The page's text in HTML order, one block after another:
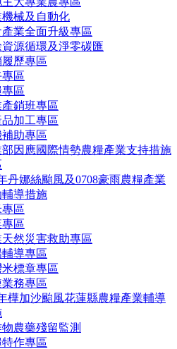
機械及自動化
業全面升級專區
源循環及淨零碳匯
履歷專區
區
區
產銷班專區
品加工專區
補助專區
部因應國際情勢農糧產業支持措施
丹娜絲颱風及0708豪雨農糧產業
導措施
區
區
天然災害救助專區
輔導專區
標章專區
務專區
樺加沙颱風花蓮縣農糧產業輔導
農藥殘留監測
作專區